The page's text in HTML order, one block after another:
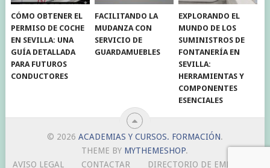
CÓMO OBTENER EL
PERMISO DE COCHE
EN SEVILLA: UNA
GUÍA DETALLADA
PARA FUTUROS
CONDUCTORES
FACILITANDO LA
MUDANZA CON
SERVICIO DE
GUARDAMUEBLES
EXPLORANDO EL
MUNDO DE LOS
SUMINISTROS DE
FONTANERÍA EN
SEVILLA:
HERRAMIENTAS Y
COMPONENTES
ESENCIALES
© 2026 ACADEMIAS Y CURSOS. FORMACIÓN.
THEME BY MYTHEMESHOP.
AVISO LEGAL
CONTACTAR DIRECTORIO DE EMPRESAS